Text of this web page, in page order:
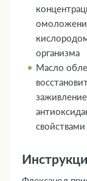
организма
Масло
свойствами